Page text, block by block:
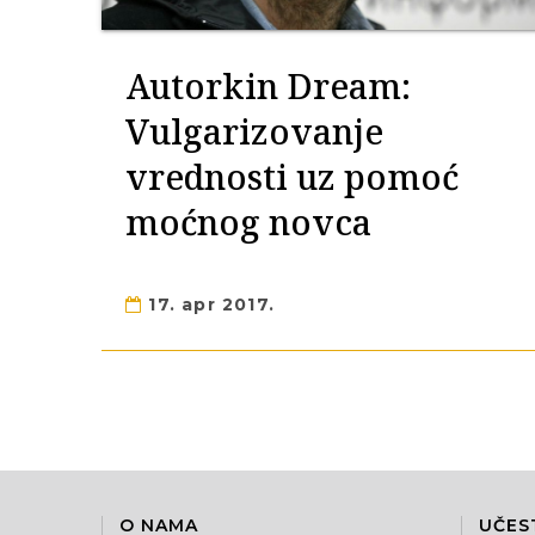
Autorkin Dream:
Vulgarizovanje
vrednosti uz pomoć
moćnog novca
17. apr 2017.
O NAMA